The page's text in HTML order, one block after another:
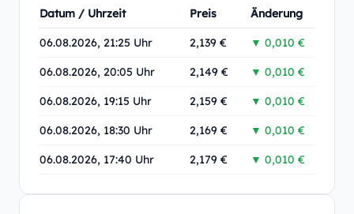
Datum / Uhrzeit
Preis Änderung
06.08.2026, 21:25 Uhr 2,139 € ▼ 0,010 €
06.08.2026, 20:05 Uhr 2,149 € ▼ 0,010 €
06.08.2026, 19:15 Uhr 2,159 € ▼ 0,010 €
06.08.2026, 18:30 Uhr 2,169 € ▼ 0,010 €
06.08.2026, 17:40 Uhr 2,179 € ▼ 0,010 €